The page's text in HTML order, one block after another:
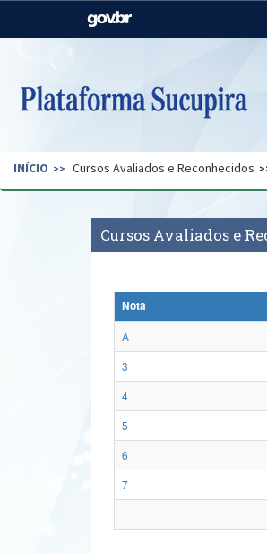
Casa Civil
Pecuária e Abastecimento
Secretaria de Governo
INÍCIO Cursos Avaliados e Reconhecidos
Cursos Avaliados e
Nota
A
3
4
5
6
7